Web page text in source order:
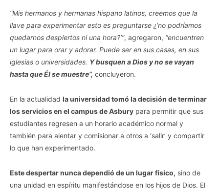
“Mis hermanos y hermanas hispano latinos, creemos que la
llave para experimentar esto es preguntarse ¿‘no podríamos
quedarnos despiertos ni una hora?’”, agregaron, “encuentren
un lugar para orar y adorar. Puede ser en sus casas, en sus
iglesias o universidades. Y busquen a Dios y no se vayan
hasta que Él se muestre”, concluyeron.
En la actualidad la universidad tomó la decisión de terminar
los servicios en el campus de Asbury para permitir que sus
estudiantes regresen a un horario académico normal y
también para alentar y comisionar a otros a ‘salir’ y compartir
lo que han experimentado.
Este despertar nunca dependió de un lugar físico, sino de
una unidad en espíritu manifestándose en los hijos de Dios. El